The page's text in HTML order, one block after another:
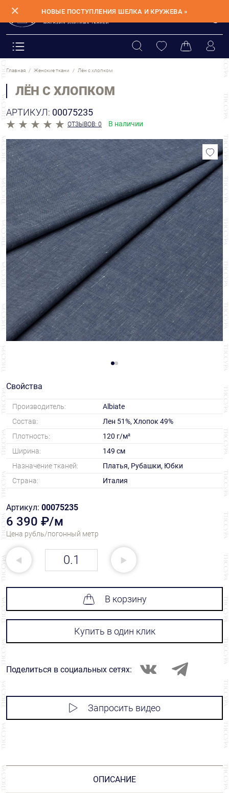
✕ НОВЫЕ ПОСТУПЛЕНИЯ ШЕЛКА И КРУЖЕВА »
Главная Женские ткани Лён с хлопком
ЛЁН С ХЛОПКОМ
АРТИКУЛ: 00075235
ОТЗЫВОВ: 0 В наличии
Свойства
Производитель:
Albiate
Состав:
Лен 51%, Хлопок 49%
Плотность:
120 г/м²
Ширина:
149 см
Назначение тканей:
Платья, Рубашки, Юбки
Страна:
Италия
Артикул: 00075235
6 390 ₽/м
Цена рубль/погонный метр
В корзину
Купить в один клик
Поделиться в социальных сетях:
Запросить видео
ОПИСАНИЕ